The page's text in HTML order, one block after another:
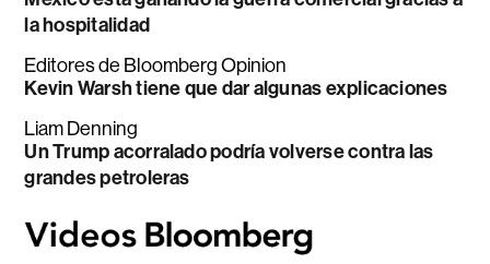
la hospitalidad
Editores de Bloomberg Opinion
Kevin Warsh tiene que dar algunas explicaciones
Liam Denning
Un Trump acorralado podría volverse contra las
grandes petroleras